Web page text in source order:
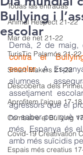
Todas las entradas
Animal Respect 21-22
Mar de net 21-22
TurisTic Palamós 21-22
Smart Makers 21-22
Descoberta dels
Aprofitem l'aigua 17-18
Combatre el Bullying
Covid-19 Creativation
Espais més creatius
Bullying i
escolar
Demà, 2 de maig,
contra el
escolar. A
alumnes
assetjament
agressors que el
no saber per què
més, Espanya és
amb més suïcidis